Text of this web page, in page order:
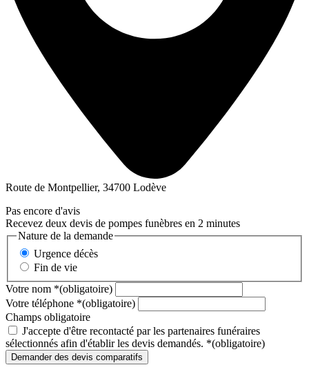
Route de Montpellier, 34700 Lodève
Pas encore d'avis
Recevez deux devis de pompes funèbres en 2 minutes
Nature de la demande
Urgence décès
Fin de vie
Votre nom *(obligatoire)
Votre téléphone *(obligatoire)
Champs obligatoire
J'accepte d'être recontacté par les partenaires funéraires
sélectionnés afin d'établir les devis demandés. *(obligatoire)